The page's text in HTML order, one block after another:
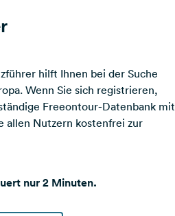
hilft Ihnen bei der Suche
Wenn Sie sich registrieren,
Freeontour-Datenbank mit
allen Nutzern kostenfrei zur
nur 2 Minuten.